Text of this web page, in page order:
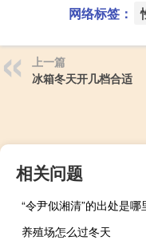
网络标签：
上一篇
冰箱冬天开几档合适
相关问题
“令尹似湘清”的出处是哪
养殖场怎么过冬天